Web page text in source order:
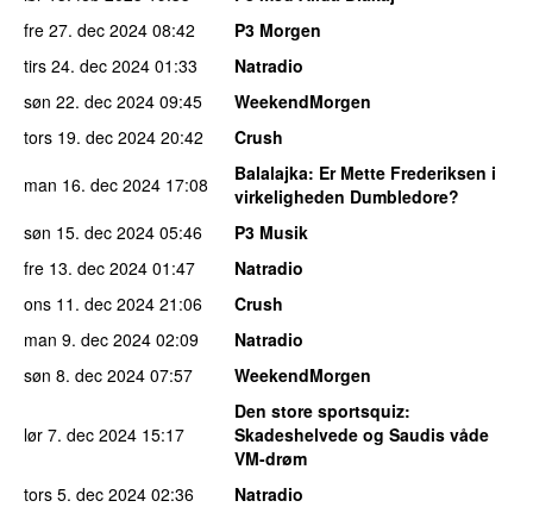
fre 27. dec 2024 08:42
P3 Morgen
tirs 24. dec 2024 01:33
Natradio
søn 22. dec 2024 09:45
WeekendMorgen
tors 19. dec 2024 20:42
Crush
man 16. dec 2024 17:08 Balalajka: Er Mette Frederiksen i
virkeligheden Dumbledore?
søn 15. dec 2024 05:46
P3 Musik
fre 13. dec 2024 01:47
Natradio
ons 11. dec 2024 21:06
Crush
man 9. dec 2024 02:09
Natradio
søn 8. dec 2024 07:57 WeekendMorgen
lør 7. dec 2024 15:17
Den store sportsquiz:
Skadeshelvede og Saudis våde
VM-drøm
tors 5. dec 2024 02:36
Natradio